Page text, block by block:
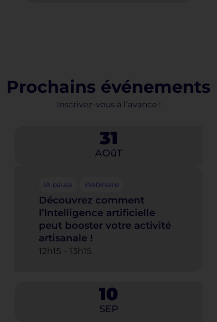
Prochains événements
Inscrivez-vous à l’avance !
31
AOûT
IA pause Webinaire
Découvrez comment
l’Intelligence artificielle
peut booster votre activité
artisanale !
12h15 - 13h15
10
SEP